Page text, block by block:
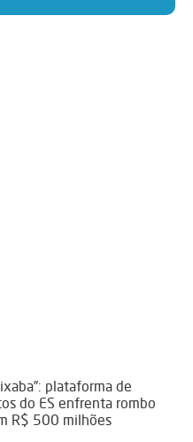
plataforma de
do ES enfrenta rombo
R$ 500 milhões